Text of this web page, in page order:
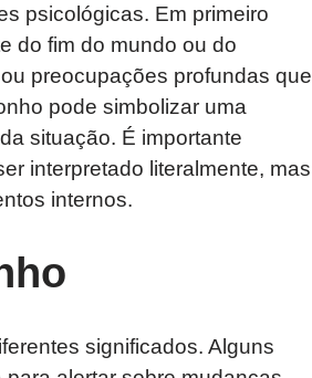
psicológicas. Em primeiro
do fim do mundo ou do
preocupações profundas que
pode simbolizar uma
situação. É importante
interpretado literalmente, mas
internos.
significados. Alguns